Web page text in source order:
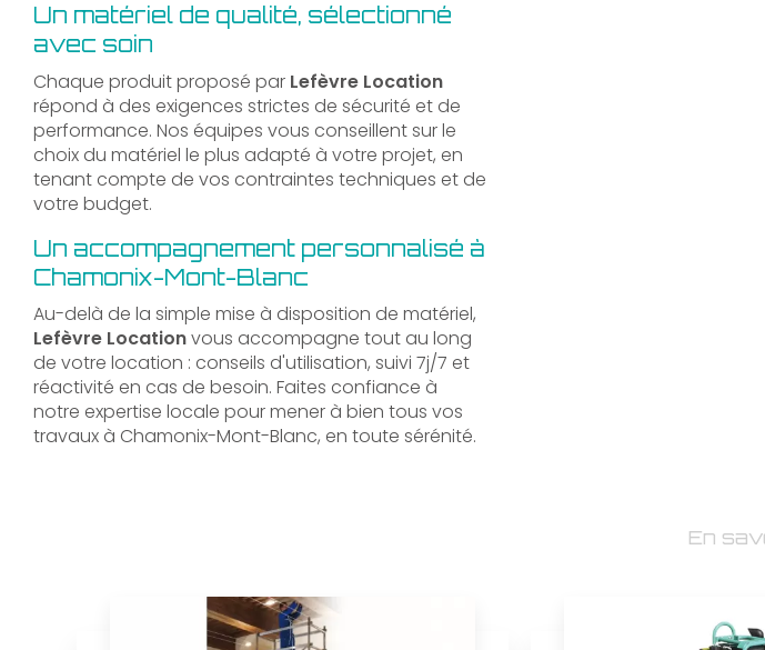
Un matériel de qualité, sélectionné
avec soin
Chaque produit proposé par Lefèvre Location
répond à des exigences strictes de sécurité et de
performance. Nos équipes vous conseillent sur le
choix du matériel le plus adapté à votre projet, en
tenant compte de vos contraintes techniques et de
votre budget.
Un accompagnement personnalisé à
Chamonix-Mont-Blanc
Au-delà de la simple mise à disposition de matériel,
Lefèvre Locationvous accompagne tout au long
de votre location : conseils d'utilisation, suivi 7j/7 et
réactivité en cas de besoin. Faites confiance à
notre expertise locale pour mener à bien tous vos
travaux à Chamonix-Mont-Blanc, en toute sérénité.
En